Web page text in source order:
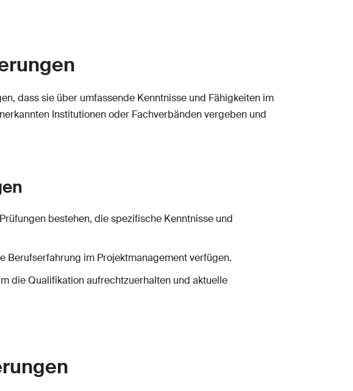
dass sie über umfassende Kenntnisse und Fähigkeiten im
Institutionen oder Fachverbänden vergeben und
bestehen, die spezifische Kenntnisse und
Berufserfahrung im Projektmanagement verfügen.
die Qualifikation aufrechtzuerhalten und aktuelle